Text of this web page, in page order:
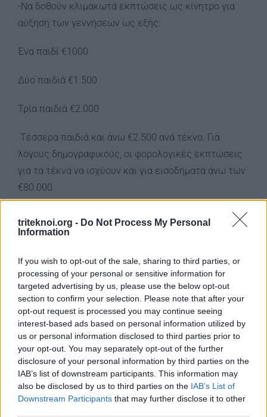
triteknoi.org - Do Not Process My Personal
Information
If you wish to opt-out of the sale, sharing to third parties, or
processing of your personal or sensitive information for
targeted advertising by us, please use the below opt-out
section to confirm your selection. Please note that after your
opt-out request is processed you may continue seeing
interest-based ads based on personal information utilized by
us or personal information disclosed to third parties prior to
your opt-out. You may separately opt-out of the further
disclosure of your personal information by third parties on the
IAB’s list of downstream participants. This information may
also be disclosed by us to third parties on the IAB’s List of
Downstream Participants that may further disclose it to other
-Να δοθούν κλιμακωτά εκπτώσεις ως κίνητρο για
αύξηση των γεννήσεων ως εξής:
Ένα παιδί €1000
Δύο παιδιά €1.500
Τρία παιδιά €2.000
Τέσσερα παιδιά και άνω €2.500 ανά τέκνο. Για
λόγους δημογραφικούς, οι φορολογικές εκπτώσεις
για τα τέκνα να ισχύουν και για εισοδήματα άνω των
€80.000.
Το αφορολόγητο ποσό να ανέλθει στις €24.000 για
να είναι κοντά στις €28.000 όπου είναι η πραγματική
σημειώθηκε η τελευταία φορολογική μεταρρύθμιση.
Για να ωφεληθούν τα χαμηλά εισοδηματικά
στρώματα του πληθυσμού (46%του πληθυσμού) να
μειωθεί ο φόρος στα καύσιμα και ή να καταργηθεί η
φορολογία στο ΦΠΑ των καυσίμων ούτως ώστε να
μην πληρώνει ο καταναλωτής φόρο στο φόρο.
-Για κίνητρο αντιμετώπισης της υπογεννητικότητας
που είναι σήμερα οι γεννήσεις στο 1.3% αντί στο